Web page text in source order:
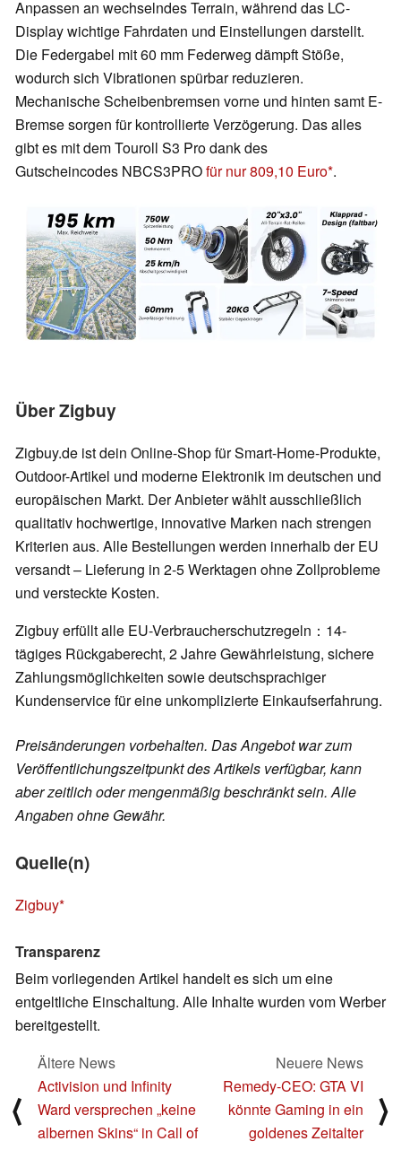
Anpassen an wechselndes Terrain, während das LC-
Display wichtige Fahrdaten und Einstellungen darstellt.
Die Federgabel mit 60 mm Federweg dämpft Stöße,
wodurch sich Vibrationen spürbar reduzieren.
Mechanische Scheibenbremsen vorne und hinten samt E-
Bremse sorgen für kontrollierte Verzögerung. Das alles
gibt es mit dem Touroll S3 Pro dank des
Gutscheincodes NBCS3PROfür nur 809,10 Euro .
Über Zigbuy
Zigbuy.de ist dein Online-Shop für Smart-Home-Produkte,
Outdoor-Artikel und moderne Elektronik im deutschen und
europäischen Markt. Der Anbieter wählt ausschließlich
qualitativ hochwertige, innovative Marken nach strengen
Kriterien aus. Alle Bestellungen werden innerhalb der EU
versandt – Lieferung in 2-5 Werktagen ohne Zollprobleme
und versteckte Kosten.
Zigbuy erfüllt alle EU-Verbraucherschutzregeln：14-
tägiges Rückgaberecht, 2 Jahre Gewährleistung, sichere
Zahlungsmöglichkeiten sowie deutschsprachiger
Kundenservice für eine unkomplizierte Einkaufserfahrung.
Preisänderungen vorbehalten. Das Angebot war zum
Veröffentlichungszeitpunkt des Artikels verfügbar, kann
aber zeitlich oder mengenmäßig beschränkt sein. Alle
Angaben ohne Gewähr.
Quelle(n)
Zigbuy
Transparenz
Beim vorliegenden Artikel handelt es sich um eine
entgeltliche Einschaltung. Alle Inhalte wurden vom Werber
bereitgestellt.
⟨
Ältere News
Activision und Infinity
Ward versprechen „keine
albernen Skins“ in Call of
Neuere News
Remedy-CEO: GTA VI
könnte Gaming in ein
goldenes Zeitalter
⟩